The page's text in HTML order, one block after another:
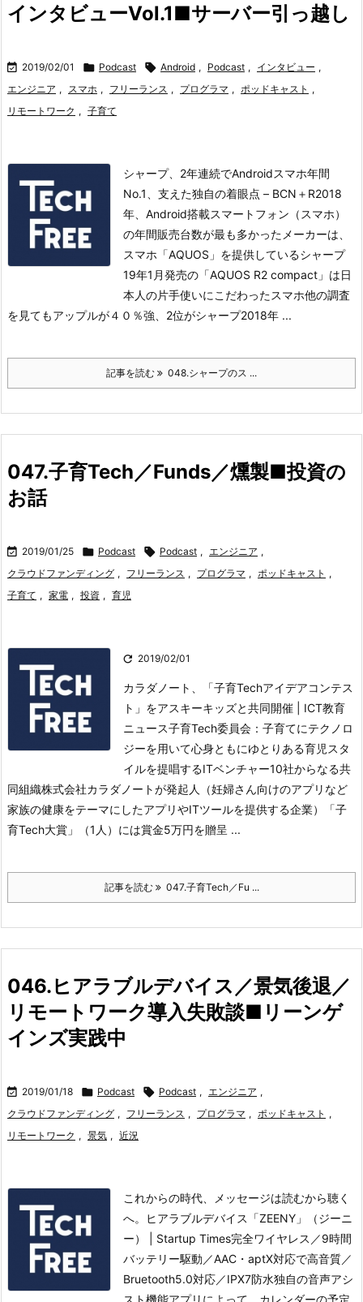
インタビューVol.1■サーバー引っ越し
 2019/02/01  Podcast  Android , Podcast , インタビュー ,
エンジニア , スマホ , フリーランス , プログラマ , ポッドキャスト ,
リモートワーク , 子育て
シャープ、2年連続でAndroidスマホ年間
No.1、支えた独自の着眼点 – BCN＋R2018
年、Android搭載スマートフォン（スマホ）
の年間販売台数が最も多かったメーカーは、
スマホ「AQUOS」を提供しているシャープ
19年1月発売の「AQUOS R2 compact」は日
本人の片手使いにこだわったスマホ他の調査
を見てもアップルが４０％強、2位がシャープ2018年 ...
記事を読む 048.シャープのス ...
047.子育Tech／Funds／燻製■投資の
お話
 2019/01/25  Podcast  Podcast , エンジニア ,
クラウドファンディング , フリーランス , プログラマ , ポッドキャスト ,
子育て , 家電 , 投資 , 育児
 2019/02/01
カラダノート、「子育Techアイデアコンテス
ト」をアスキーキッズと共同開催 | ICT教育
ニュース子育Tech委員会：子育てにテクノロ
ジーを用いて心身ともにゆとりある育児スタ
イルを提唱するITベンチャー10社からなる共
同組織株式会社カラダノートが発起人（妊婦さん向けのアプリなど
家族の健康をテーマにしたアプリやITツールを提供する企業）
「子
育Tech大賞」（1人）には賞金5万円を贈呈 ...
記事を読む 047.子育Tech／Fu ...
046.ヒアラブルデバイス／景気後退／
リモートワーク導入失敗談■リーンゲ
インズ実践中
 2019/01/18  Podcast  Podcast , エンジニア ,
クラウドファンディング , フリーランス , プログラマ , ポッドキャスト ,
リモートワーク , 景気 , 近況
これからの時代、メッセージは読むから聴く
へ。ヒアラブルデバイス「ZEENY」（ジーニ
ー） | Startup Times完全ワイヤレス／9時間
バッテリー駆動／AAC・aptX対応で高音質／
Bruetooth5.0対応／IPX7防水独自の音声アシ
スト機能アプリによって、カレンダーの予定